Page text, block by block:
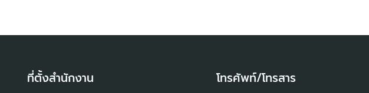
ที่ตั้งสำนักงาน โทรศัพท์/โทรสาร